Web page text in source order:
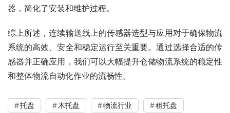
器，简化了安装和维护过程。
综上所述，连续输送线上的传感器选型与应用对于确保物流
系统的高效、安全和稳定运行至关重要。通过选择合适的传
感器并正确应用，我们可以大幅提升仓储物流系统的稳定性
和整体物流自动化作业的流畅性。
托盘 木托盘 物流行业 租托盘